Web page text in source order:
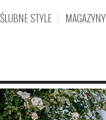
ŚLUBNE STYLE MAGAZYNY